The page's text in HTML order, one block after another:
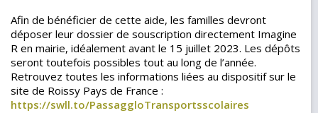
Afin de bénéficier de cette aide, les familles devront
déposer leur dossier de souscription directement Imagine
R en mairie, idéalement avant le 15 juillet 2023. Les dépôts
seront toutefois possibles tout au long de l’année.
Retrouvez toutes les informations liées au dispositif sur le
site de Roissy Pays de France :
https://swll.to/PassaggloTransportsscolaires